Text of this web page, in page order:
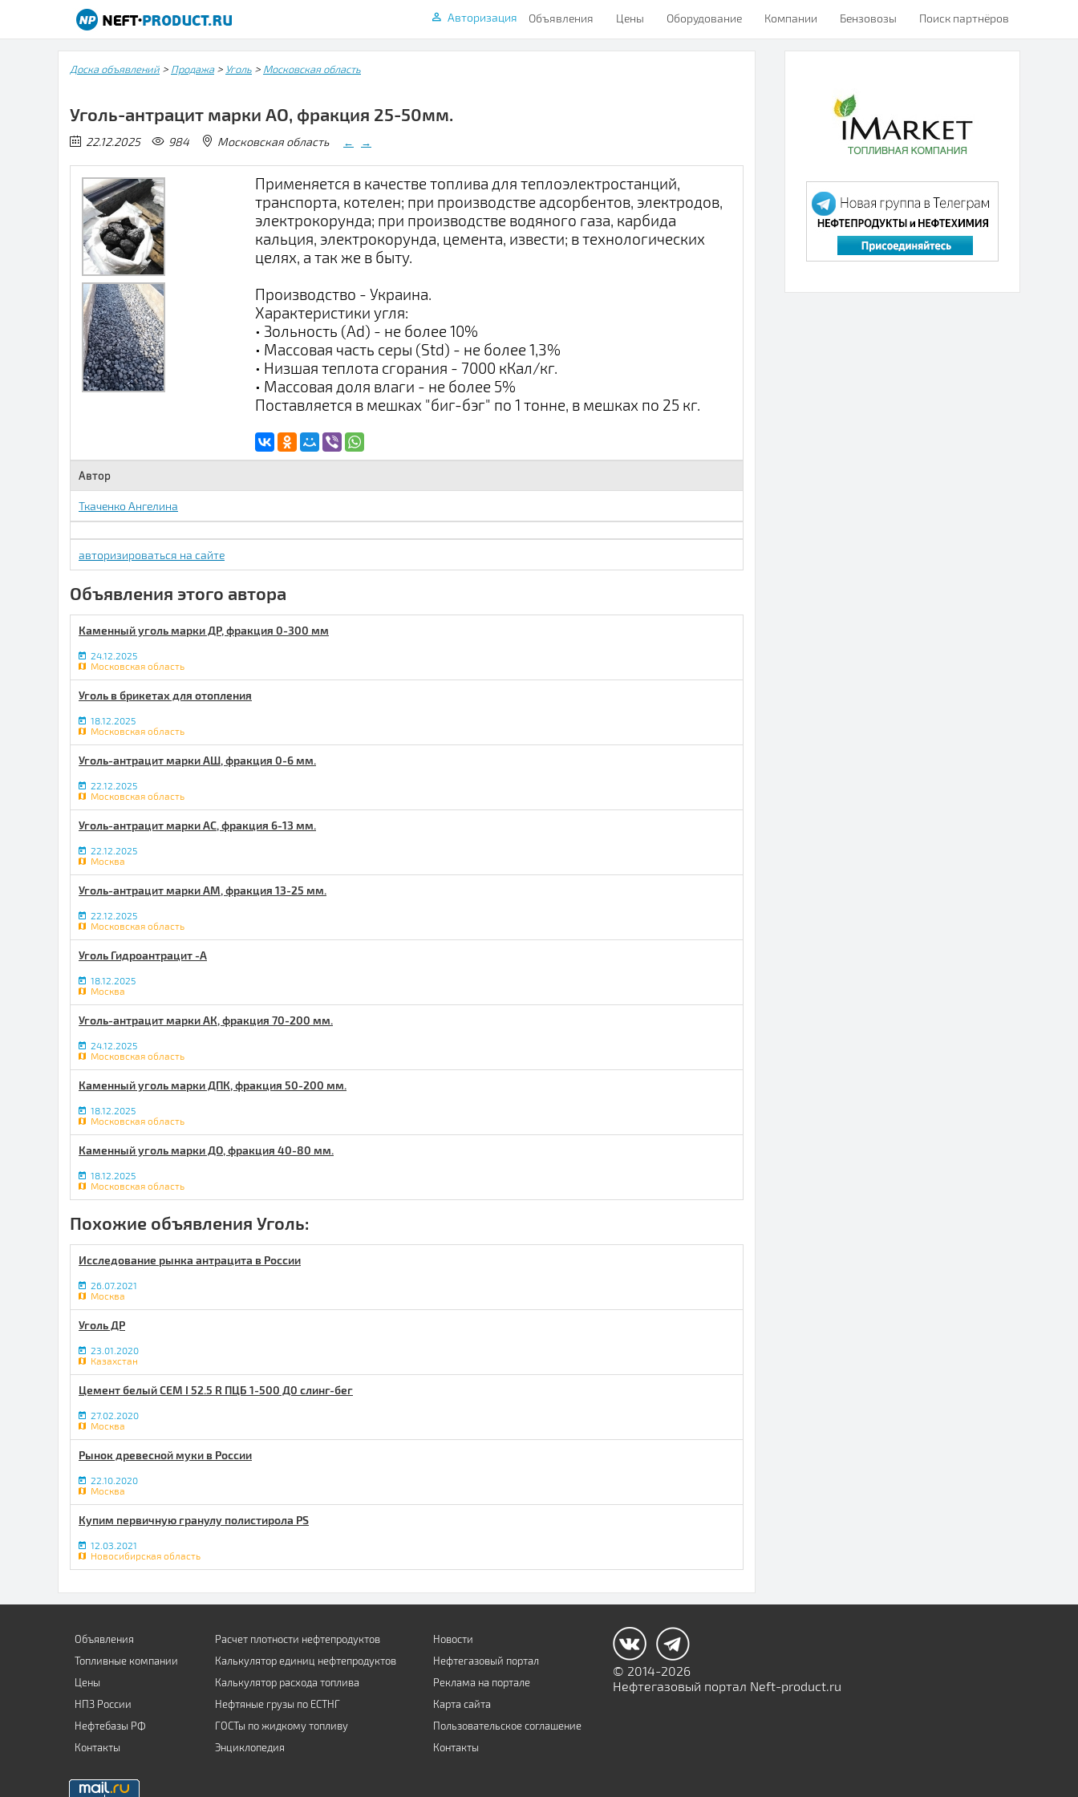
Объявления Цены Оборудование Компании Бензовозы Поиск партнёров
Авторизация
Доска объявлений > Продажа> Уголь > Московская область
Уголь-антрацит марки АО, фракция 25-50мм.
22.12.2025 984 Московская область ← →
Применяется в качестве топлива для теплоэлектростанций,
транспорта, котелен; при производстве адсорбентов, электродов,
электрокорунда; при производстве водяного газа, карбида
кальция, электрокорунда, цемента, извести; в технологических
целях, а так же в быту.
Производство - Украина.
Характеристики угля:
• Зольность (Ad) - не более 10%
• Массовая часть серы (Std) - не более 1,3%
• Низшая теплота сгорания - 7000 кКал/кг.
• Массовая доля влаги - не более 5%
Поставляется в мешках "биг-бэг" по 1 тонне, в мешках по 25 кг.
Автор
Ткаченко Ангелина
авторизироваться на сайте
Объявления этого автора
Каменный уголь марки ДР, фракция 0-300 мм
24.12.2025
Московская область
Уголь в брикетах для отопления
18.12.2025
Московская область
Уголь-антрацит марки АШ, фракция 0-6 мм.
22.12.2025
Московская область
Уголь-антрацит марки АС, фракция 6-13 мм.
22.12.2025
Москва
Уголь-антрацит марки АМ, фракция 13-25 мм.
22.12.2025
Московская область
Уголь Гидроантрацит -А
18.12.2025
Москва
Уголь-антрацит марки АК, фракция 70-200 мм.
24.12.2025
Московская область
Каменный уголь марки ДПК, фракция 50-200 мм.
18.12.2025
Московская область
Каменный уголь марки ДО, фракция 40-80 мм.
18.12.2025
Московская область
Похожие объявления Уголь:
Исследование рынка антрацита в России
26.07.2021
Москва
Уголь ДР
23.01.2020
Казахстан
Цемент белый CEM I 52.5 R ПЦБ 1-500 Д0 слинг-бег
27.02.2020
Москва
Рынок древесной муки в России
22.10.2020
Москва
Купим первичную гранулу полистирола PS
12.03.2021
Новосибирская область
Объявления
Топливные компании
Цены
НПЗ России
Нефтебазы РФ
Контакты
Расчет плотности нефтепродуктов
Калькулятор единиц нефтепродуктов
Калькулятор расхода топлива
Нефтяные грузы по ЕСТНГ
ГОСТы по жидкому топливу
Энциклопедия
Новости
Нефтегазовый портал
Реклама на портале
Карта сайта
Пользовательское соглашение
Контакты
© 2014-2026
Нефтегазовый портал Neft-product.ru